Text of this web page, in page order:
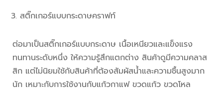
สติ๊กเกอร์แบบกระดาษคราฟท์
ต่อมาเป็นสติ๊กเกอร์แบบกระดาษ เนื้อเหนียวและแข็งแรง
ทนทานระดับหนึ่ง ให้ความรู้สึกแตกต่าง สินค้าดูมีความคลาส
สิก แต่ไม่นิยมใช้กับสินค้าที่ต้องสัมผัสน้ำและความชื้นสูงมาก
นัก เหมาะกับการใช้งานกับแก้วกาแฟ ขวดแก้ว ขวดโหล